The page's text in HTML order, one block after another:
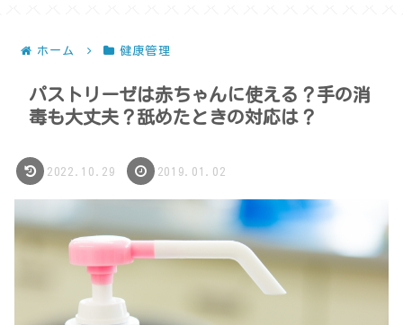
ホーム 健康管理
パストリーゼは赤ちゃんに使える？手の消
毒も大丈夫？舐めたときの対応は？
2022.10.29 2019.01.02